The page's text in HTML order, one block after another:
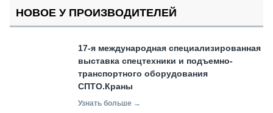
НОВОЕ У ПРОИЗВОДИТЕЛЕЙ
17-я международная специализированная
выставка спецтехники и подъемно-
транспортного оборудования
СПТО.Краны
Узнать больше →